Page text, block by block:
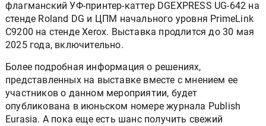
флагманский УФ-принтер-каттер DGEXPRESS UG-642 на
стенде Roland DG и ЦПМ начального уровня PrimeLink
C9200 на стенде Xerox. Выставка продлится до 30 мая
2025 года, включительно.
Более подробная информация о решениях,
представленных на выставке вместе с мнением ее
участников о данном мероприятии, будет
опубликована в июньском номере журнала Publish
Eurasia. А пока еще есть шанс получить свежий